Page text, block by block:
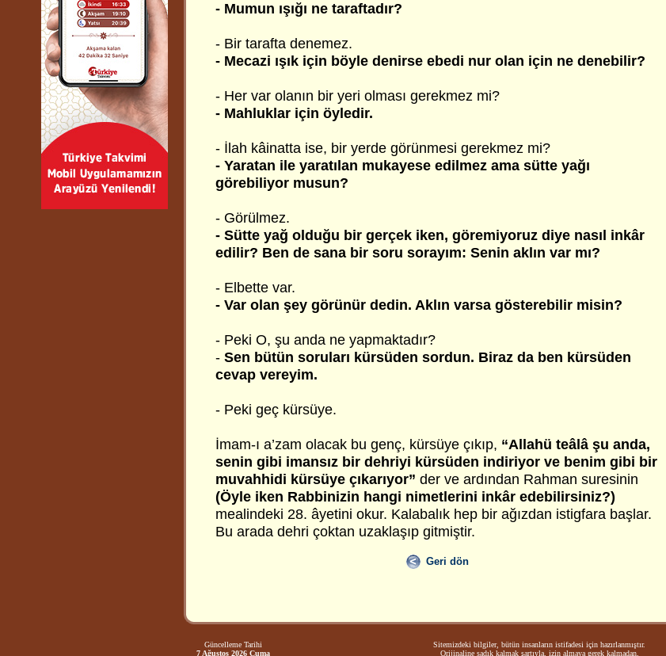
- Mumun ışığı ne taraftadır?
- Bir tarafta denemez.
- Mecazi ışık için böyle denirse ebedi nur olan için ne denebilir?
- Her var olanın bir yeri olması gerekmez mi?
- Mahluklar için öyledir.
- İlah kâinatta ise, bir yerde görünmesi gerekmez mi?
- Yaratan ile yaratılan mukayese edilmez ama sütte yağı
görebiliyor musun?
- Görülmez.
- Sütte yağ olduğu bir gerçek iken, göremiyoruz diye nasıl inkâr
edilir? Ben de sana bir soru sorayım: Senin aklın var mı?
- Elbette var.
- Var olan şey görünür dedin. Aklın varsa gösterebilir misin?
- Peki O, şu anda ne yapmaktadır?
- Sen bütün soruları kürsüden sordun. Biraz da ben kürsüden
cevap vereyim.
- Peki geç kürsüye.
İmam-ı a’zam olacak bu genç, kürsüye çıkıp, “Allahü teâlâ şu anda,
senin gibi imansız bir dehriyi kürsüden indiriyor ve benim gibi bir
muvahhidi kürsüye çıkarıyor” der ve ardından Rahman suresinin
(Öyle iken Rabbinizin hangi nimetlerini inkâr edebilirsiniz?)
mealindeki 28. âyetini okur. Kalabalık hep bir ağızdan istigfara başlar.
Bu arada dehri çoktan uzaklaşıp gitmiştir.
Geri dön
Güncelleme Tarihi
7 Ağustos 2026 Cuma
Sitemizdeki bilgiler, bütün insanların istifadesi için hazırlanmıştır.
Orijinaline sadık kalmak şartıyla, izin almaya gerek kalmadan,